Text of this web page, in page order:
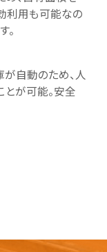
利用も可能なの
。
自動のため、人
が可能。安全